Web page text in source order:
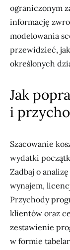
ograniczonym
informację
modelowania
przewidzieć,
określonych
Jak
i
Szacowanie
wydatki
Zadbaj o
wynajem,
Przychody
klientów oraz
zestawienie
w formie